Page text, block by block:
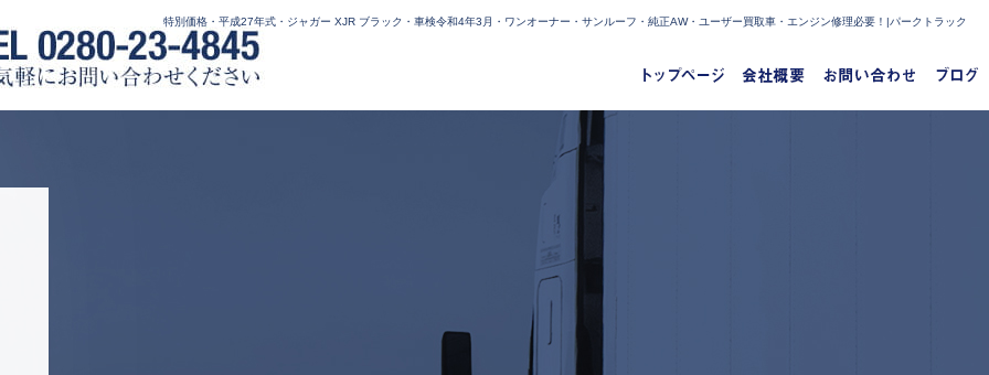
特別価格・平成27年式・ジャガー XJR ブラック・車検令和4年3月・ワンオーナー・サンルーフ・純正AW・ユーザー買取車・エンジン修理必要！|パークトラック